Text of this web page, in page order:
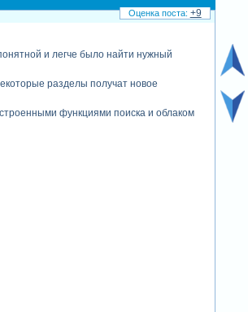
и легче было найти нужный
разделы получат новое
функциями поиска и облаком
+9